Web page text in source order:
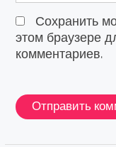
Сохранить
этом браузере
комментариев.